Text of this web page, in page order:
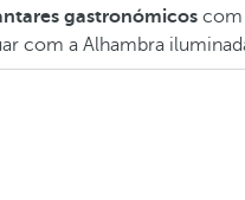
gastronómicos com
com a Alhambra